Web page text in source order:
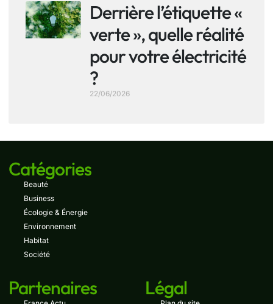
Derrière l’étiquette «
verte », quelle réalité
pour votre électricité
?
22/06/2026
Catégories
Beauté
Business
Écologie & Énergie
Environnement
Habitat
Société
Partenaires Légal